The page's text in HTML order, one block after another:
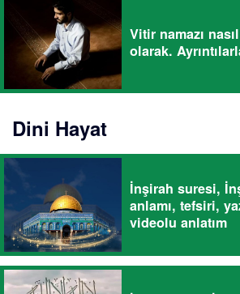
Vitir namazı
olarak.
Dini Hayat
İnşirah suresi,
anlamı, tefsiri,
videolu anlatım